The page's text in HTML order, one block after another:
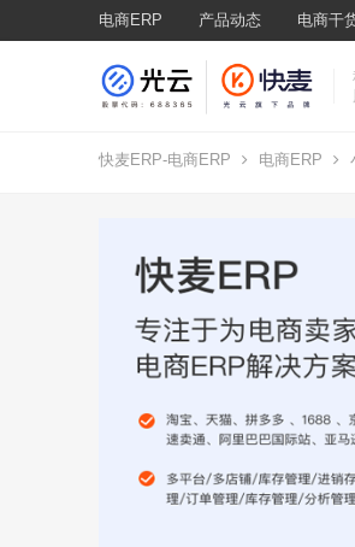
电商ERP 产品动态 电商干
快麦ERP-电商ERP 电商ERP